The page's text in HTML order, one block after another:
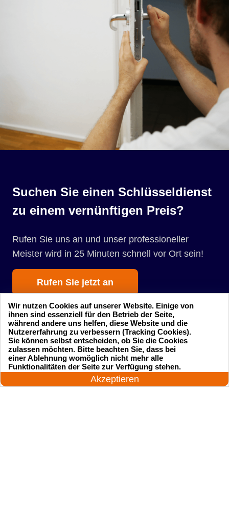
Suchen Sie einen Schlüsseldienst
zu einem vernünftigen Preis?
Rufen Sie uns an und unser professioneller
Meister wird in 25 Minuten schnell vor Ort sein!
Rufen Sie jetzt an
Startseite Einsatzgebiete
Preise
24 Stunden am Tag
Akzeptieren
Wir nutzen Cookies auf unserer Website. Einige von
ihnen sind essenziell für den Betrieb der Seite,
während andere uns helfen, diese Website und die
Nutzererfahrung zu verbessern (Tracking Cookies).
Sie können selbst entscheiden, ob Sie die Cookies
zulassen möchten. Bitte beachten Sie, dass bei
einer Ablehnung womöglich nicht mehr alle
Funktionalitäten der Seite zur Verfügung stehen.